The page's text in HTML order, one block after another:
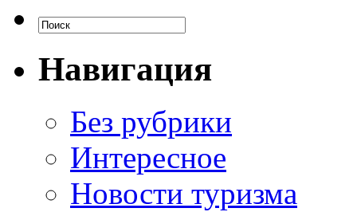
Навигация
Без рубрики
Интересное
Новости туризма